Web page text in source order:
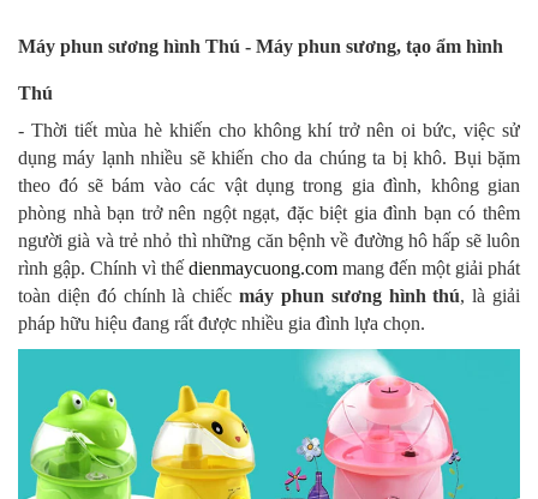
Máy phun sương hình Thú - Máy phun sương, tạo ẩm hình
Thú
- Thời tiết mùa hè khiến cho không khí trở nên oi bức, việc sử
dụng máy lạnh nhiều sẽ khiến cho da chúng ta bị khô. Bụi bặm
theo đó sẽ bám vào các vật dụng trong gia đình, không gian
phòng nhà bạn trở nên ngột ngạt, đặc biệt gia đình bạn có thêm
người già và trẻ nhỏ thì những căn bệnh về đường hô hấp sẽ luôn
rình gập. Chính vì thế dienmaycuong.com mang đến một giải phát
toàn diện đó chính là chiếc máy phun sương hình thú, là giải
pháp hữu hiệu đang rất được nhiều gia đình lựa chọn.